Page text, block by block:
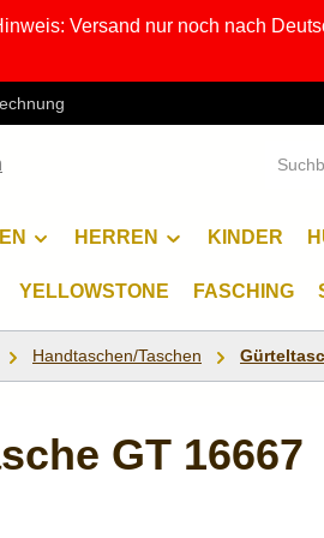
springenVersand nur noch nach
HERREN KINDER
YELLOWSTONE FASCHING
Handtaschen/Taschen
GT 16667